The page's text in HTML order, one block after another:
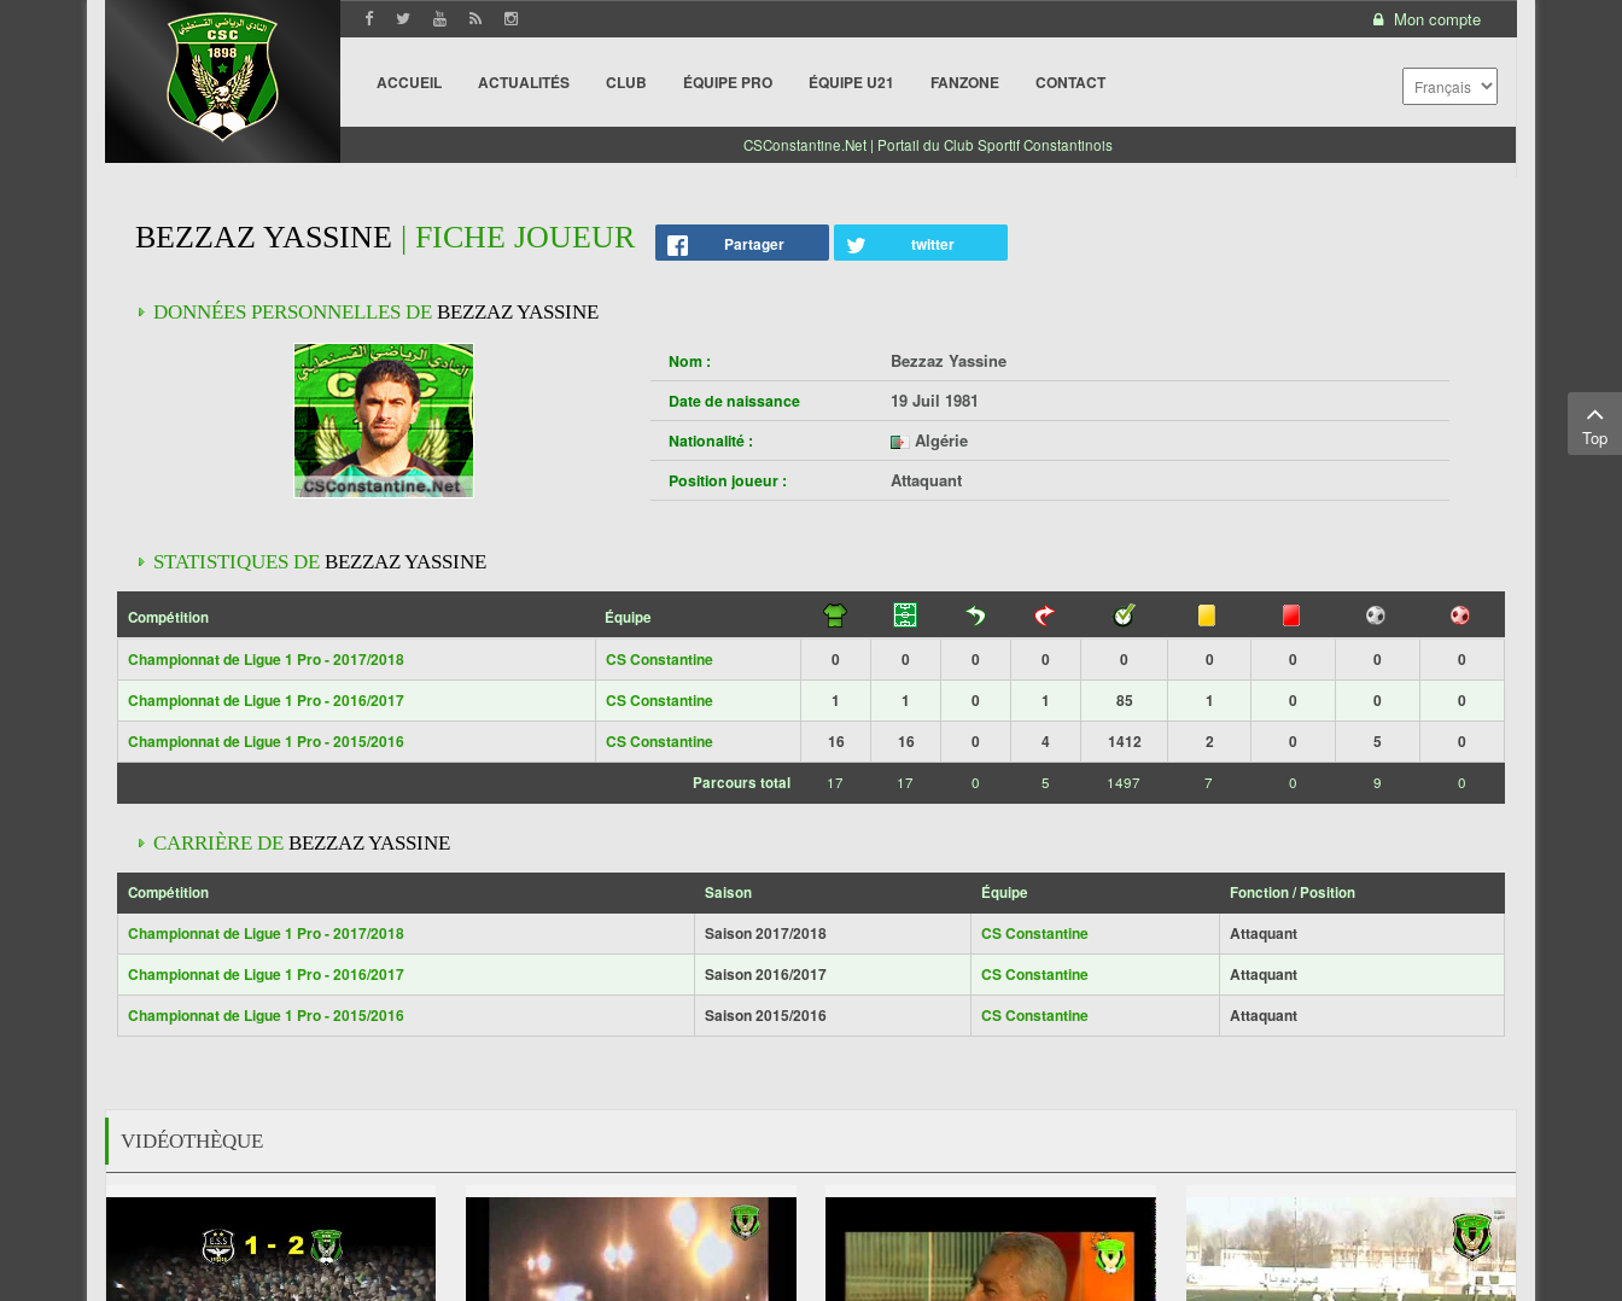
Mon compte
ACCUEIL ACTUALITÉS CLUB ÉQUIPE PRO ÉQUIPE U21 FANZONE CONTACT
CSConstantine.Net | Portail du Club Sportif Constantinois
BEZZAZ YASSINE | FICHE JOUEUR Partager twitter
DONNÉES PERSONNELLES DE BEZZAZ YASSINE
Nom : Bezzaz Yassine
Date de naissance 19 Juil 1981
Nationalité : Algérie
Position joueur : Attaquant
STATISTIQUES DE BEZZAZ YASSINE
Compétition Équipe
Championnat de Ligue 1 Pro - 2017/2018 CS Constantine 0 0 0 0 0 0 0 0
0
Championnat de Ligue 1 Pro - 2016/2017
CS Constantine 1 1 0 1 85 1 0 0
0
Championnat de Ligue 1 Pro - 2015/2016
CS Constantine 16 16 0 4 1412 2 0 5 0
Parcours total 17 17 0 5 1497 7 0 9 0
CARRIÈRE DE BEZZAZ YASSINE
Compétition Saison Équipe Fonction / Position
Championnat de Ligue 1 Pro - 2017/2018 Saison 2017/2018 CS Constantine
Attaquant
Championnat de Ligue 1 Pro - 2016/2017
Saison 2016/2017 CS Constantine
Attaquant
Championnat de Ligue 1 Pro - 2015/2016
Saison 2015/2016 CS Constantine Attaquant
VIDÉOTHÈQUE
Top